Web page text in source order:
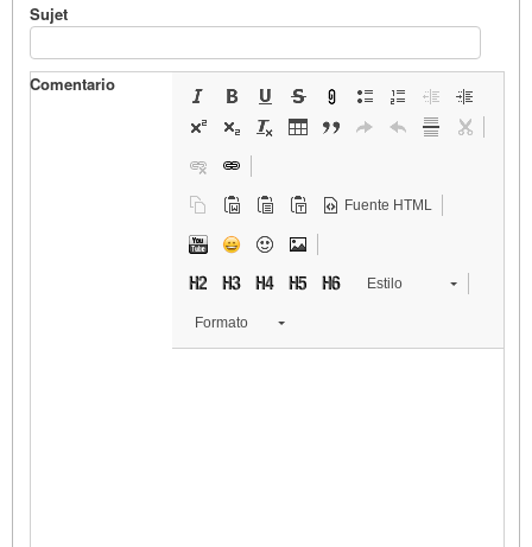
Sujet
Comentario
Fuente HTML
Estilo
Formato